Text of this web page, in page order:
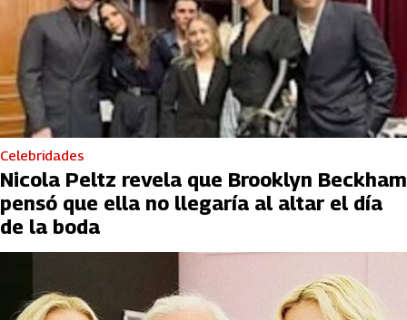
Celebridades
Nicola Peltz revela que Brooklyn Beckham
pensó que ella no llegaría al altar el día
de la boda